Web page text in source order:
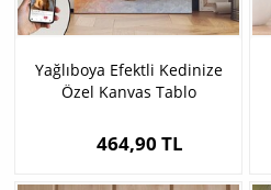
Yağlıboya Efektli Kedinize
Özel Kanvas Tablo
464,90 TL